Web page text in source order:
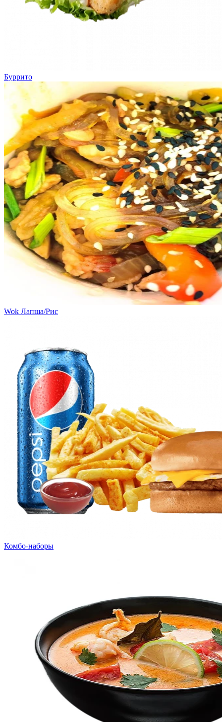
Буррито
Wok Лапша/Рис
Комбо-наборы